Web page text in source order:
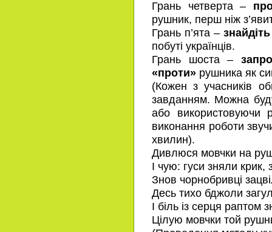
Грань четверта –
рушник, перш ніж
Грань п’ята –
побуті українців.
Грань шоста –
«проти» рушника як
(Кожен з учасників
завданням. Можна
або
виконання роботи
хвилин).
Дивлюся мовчки на
І чую: гуси зняли крик,
Знов чорнобривці
Десь тихо бджоли
І біль із серця раптом
Цілую мовчки той